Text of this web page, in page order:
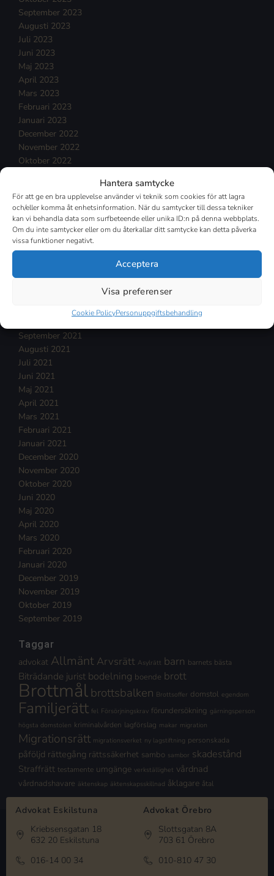
Hantera samtycke
För att ge en bra upplevelse använder vi teknik som cookies för att lagra
och/eller komma åt enhetsinformation. När du samtycker till dessa tekniker
kan vi behandla data som surfbeteende eller unika ID:n på denna webbplats.
Om du inte samtycker eller om du återkallar ditt samtycke kan detta påverka
vissa funktioner negativt.
Acceptera
Visa preferenser
Cookie PolicyPersonuppgiftsbehandling
September 2023
Augusti 2023
Juli 2023
Juni 2023
Maj 2023
April 2023
Mars 2023
Februari 2023
Januari 2023
December 2022
November 2022
Oktober 2022
Juli 2022
Juni 2022
Maj 2022
April 2022
November 2021
September 2021
Augusti 2021
Juli 2021
Juni 2021
Maj 2021
April 2021
Mars 2021
Februari 2021
Januari 2021
December 2020
November 2020
Oktober 2020
Juni 2020
Maj 2020
April 2020
Mars 2020
Februari 2020
Januari 2020
December 2019
November 2019
Oktober 2019
September 2019
Taggar
advokat Allmänt Arvsrätt Asylrätt barn barnets bästa
Biträdande jurist bodelning boende brott
Brottmålbrottsbalken Brottsoffer domstol egendom
Familjerätt fel Försörjningskrav förundersökning gärningsperson
högsta domstolen kriminalvården lagförslag makar migration
Migrationsrätt migrationsverket ny lagstiftning personskada
påföljd rättegång rättssäkerhet sambo sambor skadestånd
Straffrätt testamente umgänge verkställighet vårdnad
vårdnadshavare äktenskap äktenskapsskillnad åklagare åtal
Advokat Eskilstuna
Kriebsensgatan 18
632 20 Eskilstuna
016-14 00 34
Advokat Örebro
Slottsgatan 8A
703 61 Örebro
010-810 47 30